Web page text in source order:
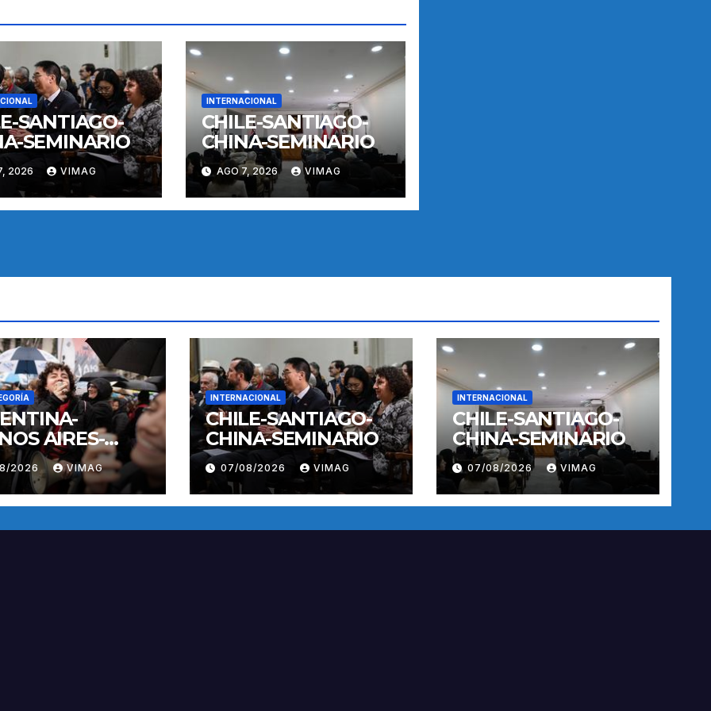
SANTIAGO-
SEMINARIO
2026 VIMAG
INTERNACIONAL
CHILE-SANTIAGO-
CHINA-SEMINARIO
AGO 7, 2026 VIMAG
AIRES-
2026 VIMAG
INTERNACIONAL
CHILE-SANTIAGO-
CHINA-SEMINARIO
07/08/2026 VIMAG
INTERNACIONAL
CHILE-SANTIAGO-
CHINA-SEMINARIO
07/08/2026 VIMAG